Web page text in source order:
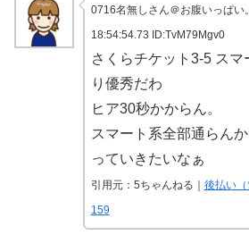
0716名無しさん＠お腹いっぱい
18:54:54.73 ID:TvM79Mgv0
さくらチケット3-5 ス
り優秀だわ
ヒア30秒かからん。
スマート系全部通らん
っていきたいなぁ
引用元：5ちゃんねる｜ 後払い
159